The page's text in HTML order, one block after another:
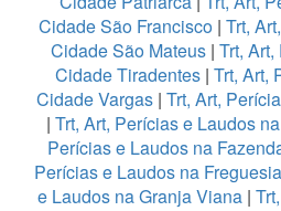
Cidade São Francisco | Trt,
Cidade São Mateus| Trt,
Cidade Tiradentes | Trt, Art,
Cidade Vargas | Trt, Art,
| Trt, Art, Perícias e Laudos
Perícias e Laudos na
Perícias e Laudos na
e Laudos na Granja Viana |